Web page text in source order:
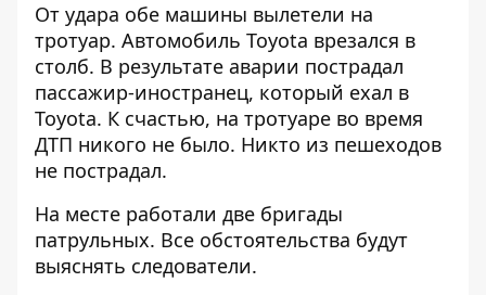
От удара обе машины вылетели на
тротуар. Автомобиль Toyota врезался в
столб. В результате аварии пострадал
пассажир-иностранец, который ехал в
Toyota. К счастью, на тротуаре во время
ДТП никого не было. Никто из пешеходов
не пострадал.
На месте работали две бригады
патрульных. Все обстоятельства будут
выяснять следователи.